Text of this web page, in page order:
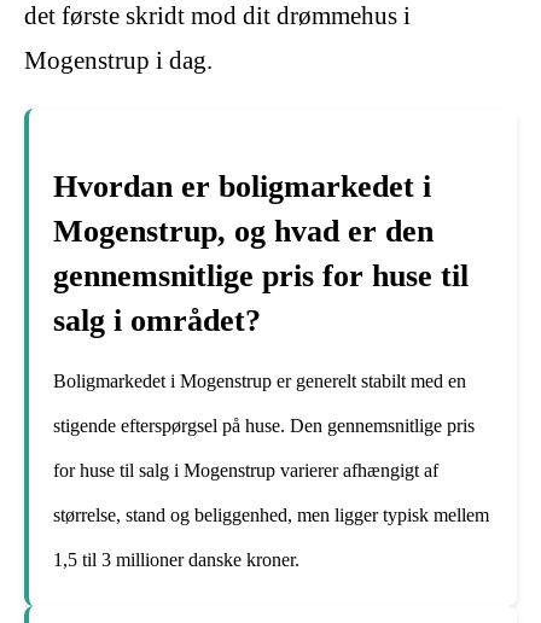
det første skridt mod dit drømmehus i
Mogenstrup i dag.
Hvordan er boligmarkedet i
Mogenstrup, og hvad er den
gennemsnitlige pris for huse til
salg i området?
Boligmarkedet i Mogenstrup er generelt stabilt med en
stigende efterspørgsel på huse. Den gennemsnitlige pris
for huse til salg i Mogenstrup varierer afhængigt af
størrelse, stand og beliggenhed, men ligger typisk mellem
1,5 til 3 millioner danske kroner.